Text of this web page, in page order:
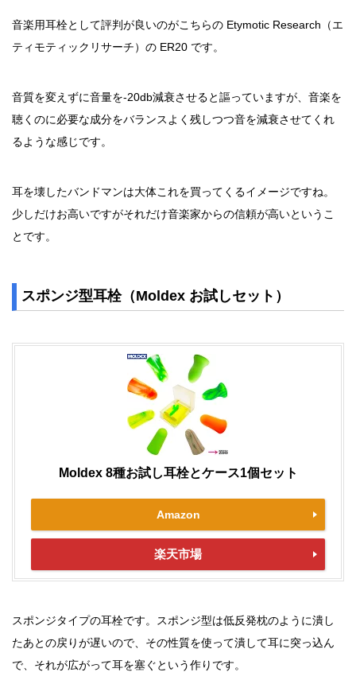
音楽用耳栓として評判が良いのがこちらの Etymotic Research（エ
ティモティックリサーチ）の ER20 です。
音質を変えずに音量を-20db減衰させると謳っていますが、音楽を
聴くのに必要な成分をバランスよく残しつつ音を減衰させてくれ
るような感じです。
耳を壊したバンドマンは大体これを買ってくるイメージですね。
少しだけお高いですがそれだけ音楽家からの信頼が高いというこ
とです。
スポンジ型耳栓（Moldex お試しセット）
Moldex 8種お試し耳栓とケース1個セット
Amazon
楽天市場
スポンジタイプの耳栓です。スポンジ型は低反発枕のように潰し
たあとの戻りが遅いので、その性質を使って潰して耳に突っ込ん
で、それが広がって耳を塞ぐという作りです。